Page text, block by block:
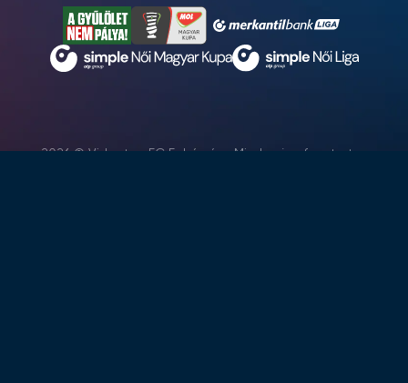
2026 © Videoton FC Fehérvár - Minden jog fenntartva